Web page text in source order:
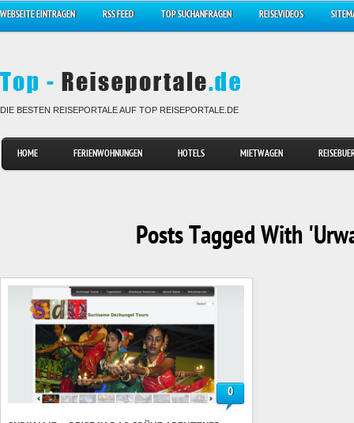
WEBSEITE EINTRAGEN RSS FEED TOP SUCHANFRAGEN REISEVIDEOS
DIE BESTEN REISEPORTALE AUF TOP REISEPORTALE.DE
HOME FERIENWOHNUNGEN HOTELS MIETWAGEN
Posts Tagged With
0